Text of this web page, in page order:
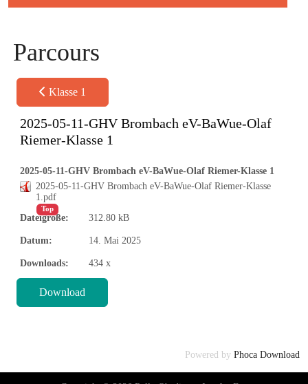
Parcours
Klasse 1
2025-05-11-GHV Brombach eV-BaWue-Olaf
Riemer-Klasse 1
2025-05-11-GHV Brombach eV-BaWue-Olaf Riemer-Klasse 1
2025-05-11-GHV Brombach eV-BaWue-Olaf Riemer-Klasse
1.pdf
Top
Dateigröße: 312.80 kB
Datum: 14. Mai 2025
Downloads: 434 x
Powered by Phoca Download